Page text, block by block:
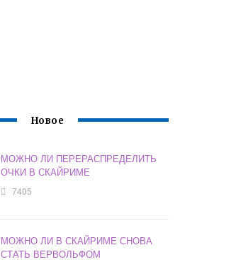
Новое
МОЖНО ЛИ ПЕРЕРАСПРЕДЕЛИТЬ
ОЧКИ В СКАЙРИМЕ
7405
МОЖНО ЛИ В СКАЙРИМЕ СНОВА
СТАТЬ ВЕРВОЛЬФОМ